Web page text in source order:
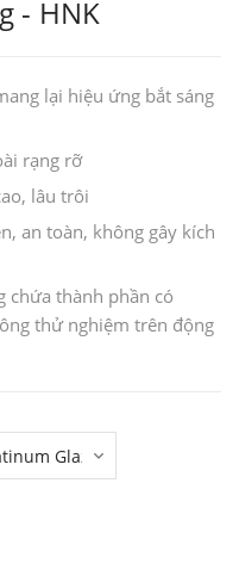
- HNK
lại hiệu ứng bắt sáng
rạng rỡ
lâu trôi
an toàn, không gây kích
chứa thành phần có
thử nghiệm trên động